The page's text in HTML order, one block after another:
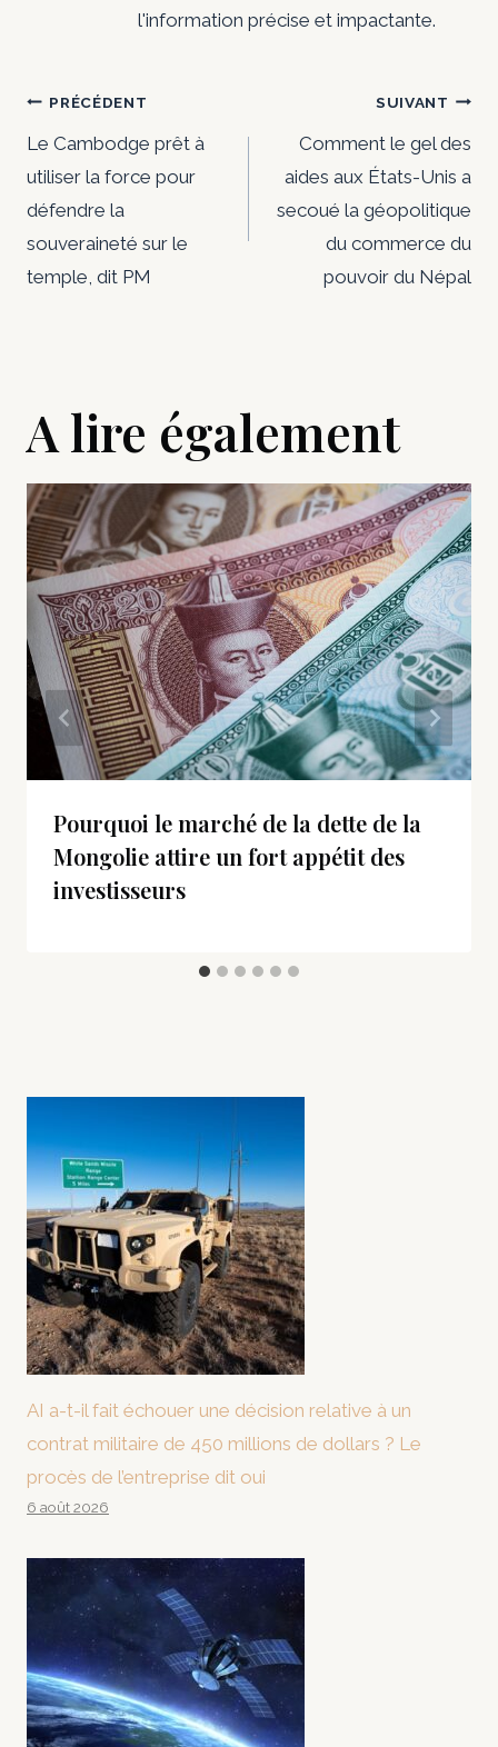
l'information précise et impactante.
Navigation
de
l’article
PRÉCÉDENT
Le Cambodge prêt à
utiliser la force pour
défendre la
souveraineté sur le
temple, dit PM
SUIVANT
Comment le gel des
aides aux États-Unis a
secoué la géopolitique
du commerce du
pouvoir du Népal
A lire également
Pourquoi le marché de la dette de la
Mongolie attire un fort appétit des
investisseurs
AI a-t-il fait échouer une décision relative à un
contrat militaire de 450 millions de dollars ? Le
procès de l’entreprise dit oui
6 août 2026